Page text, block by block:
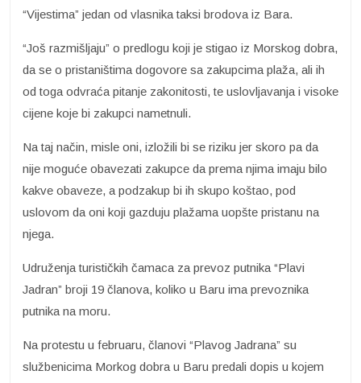
“Vijestima” jedan od vlasnika taksi brodova iz Bara.
“Još razmišljaju” o predlogu koji je stigao iz Morskog dobra,
da se o pristaništima dogovore sa zakupcima plaža, ali ih
od toga odvraća pitanje zakonitosti, te uslovljavanja i visoke
cijene koje bi zakupci nametnuli.
Na taj način, misle oni, izložili bi se riziku jer skoro pa da
nije moguće obavezati zakupce da prema njima imaju bilo
kakve obaveze, a podzakup bi ih skupo koštao, pod
uslovom da oni koji gazduju plažama uopšte pristanu na
njega.
Udruženja turističkih čamaca za prevoz putnika “Plavi
Jadran” broji 19 članova, koliko u Baru ima prevoznika
putnika na moru.
Na protestu u februaru, članovi “Plavog Jadrana” su
službenicima Morkog dobra u Baru predali dopis u kojem